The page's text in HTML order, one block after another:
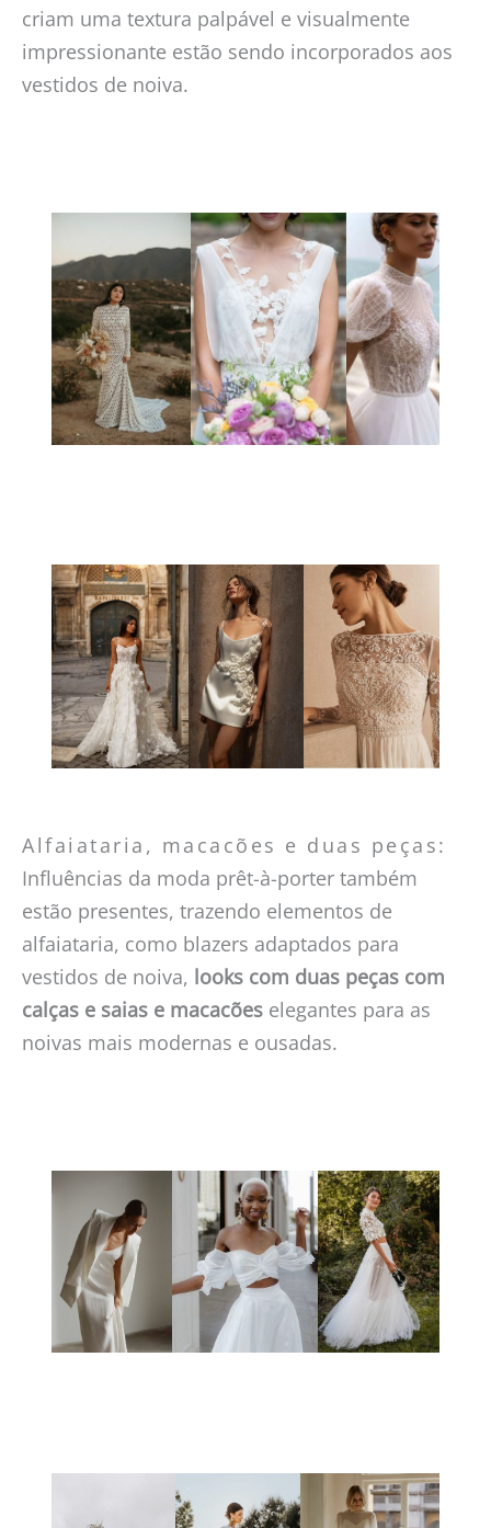
criam uma textura palpável e visualmente
impressionante estão sendo incorporados aos
vestidos de noiva.
Alfaiataria, macacões e duas peças:
Influências da moda prêt-à-porter também
estão presentes, trazendo elementos de
alfaiataria, como blazers adaptados para
vestidos de noiva, looks com duas peças com
calças e saias e macacões elegantes para as
noivas mais modernas e ousadas.